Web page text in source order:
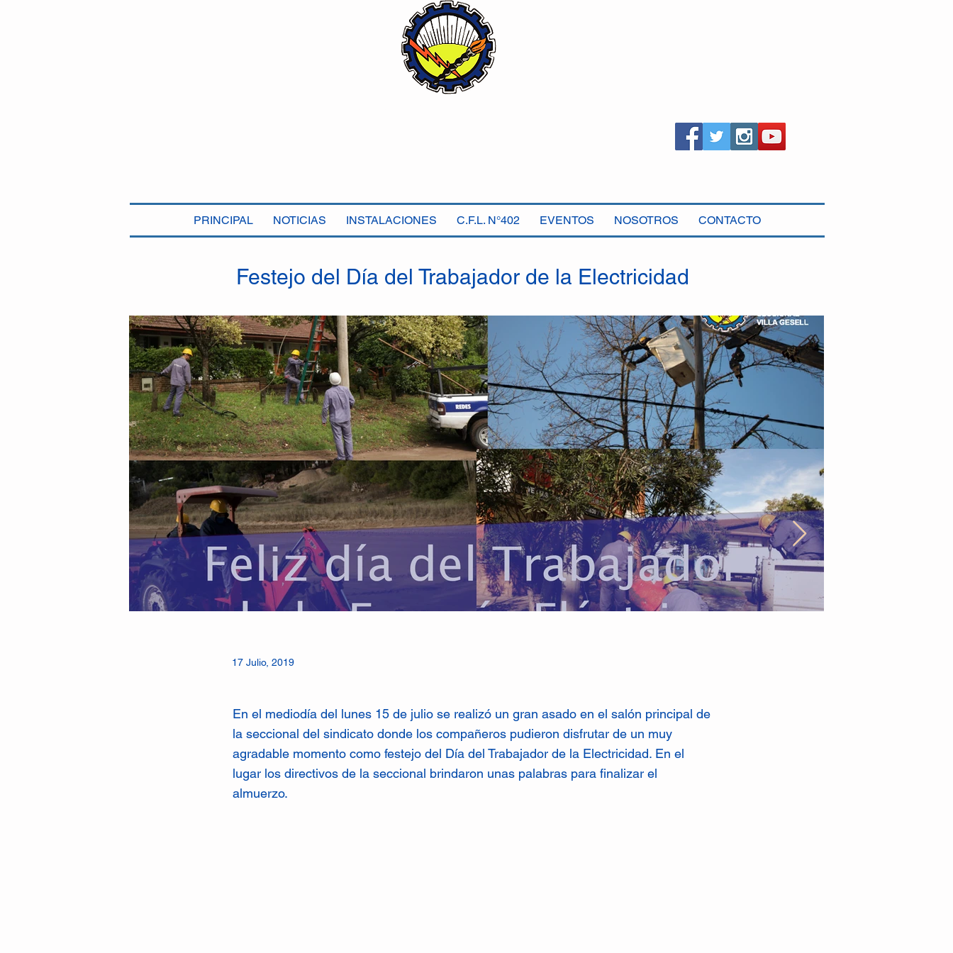
PRINCIPAL NOTICIAS INSTALACIONES C.F.L. N°402 EVENTOS NOSOTROS CONTACTO
Festejo del Día del Trabajador de la Electricidad
En el mediodía del lunes 15 de julio se realizó un gran asado en el salón principal de
la seccional del sindicato donde los compañeros pudieron disfrutar de un muy
agradable momento como festejo del Día del Trabajador de la Electricidad. En el
lugar los directivos de la seccional brindaron unas palabras para finalizar el
almuerzo.
17 Julio, 2019